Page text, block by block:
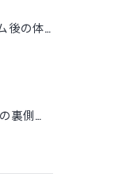
新築・リフォーム後の体調不良はなぜ起きる？化学物質過敏症・シックハウスの原因と、本当に安心できる「空気を変える空間づくり」
【ラジオCM制作の裏側】子供と家族の命を守る「ゆりかご」のような家づくり～見えない空気がつくる究極の安心・安全・健康～